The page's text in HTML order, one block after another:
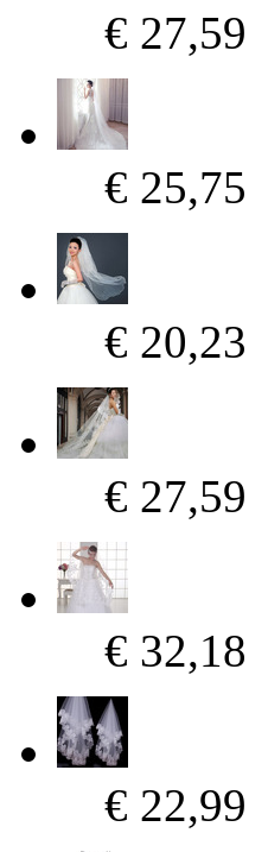
€ 27,59
€ 25,75
€ 20,23
€ 27,59
€ 32,18
€ 22,99